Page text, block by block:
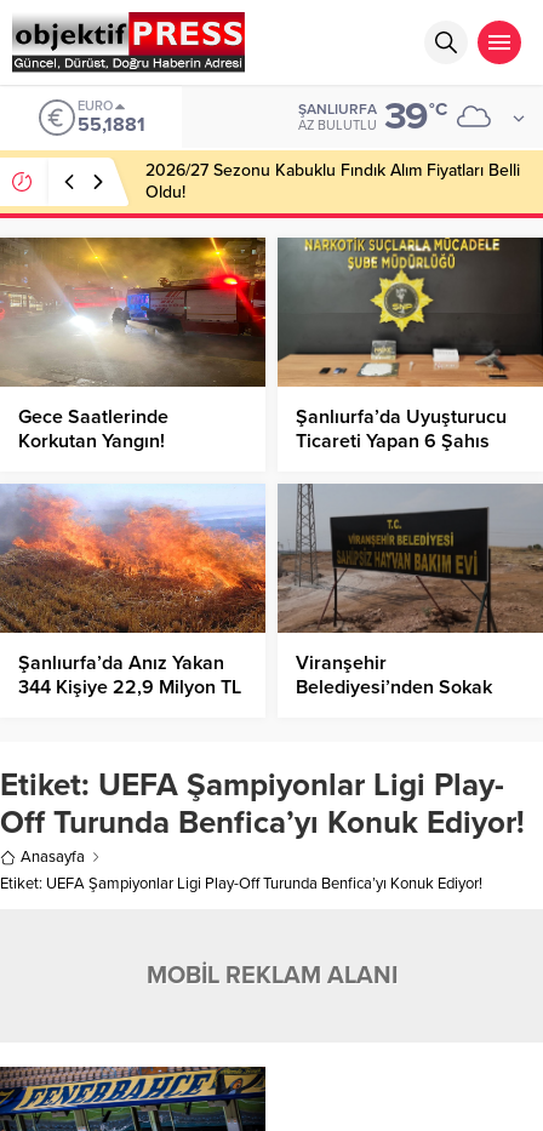
EURO
55,1881
ŞANLIURFA
AZ BULUTLU 39°C
2026/27 Sezonu Kabuklu Fındık Alım Fiyatları Belli
Oldu!
Gece Saatlerinde
Korkutan Yangın!
Şanlıurfa’da Uyuşturucu
Ticareti Yapan 6 Şahıs
Şanlıurfa’da Anız Yakan
344 Kişiye 22,9 Milyon TL
Viranşehir
Belediyesi’nden Sokak
Etiket: UEFA Şampiyonlar Ligi Play-
Off Turunda Benfica’yı Konuk Ediyor!
Anasayfa
Etiket: UEFA Şampiyonlar Ligi Play-Off Turunda Benfica’yı Konuk Ediyor!
MOBİL REKLAM ALANI